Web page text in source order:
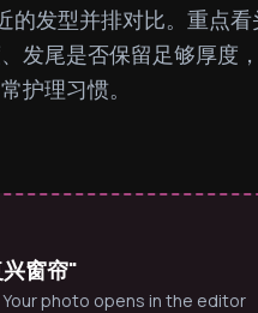
的发型并排对比。重点
发尾是否保留足够厚度
护理习惯。
窗帘"
photo opens in the editor